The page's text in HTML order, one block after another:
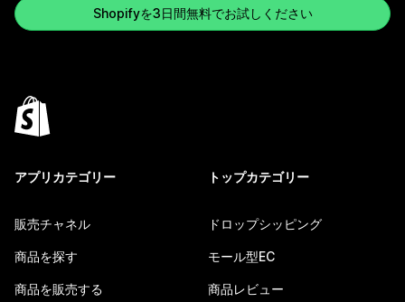
Shopifyを3日間無料でお試しください
アプリカテゴリー
販売チャネル
商品を探す
商品を販売する
トップカテゴリー
ドロップシッピング
モール型EC
商品レビュー